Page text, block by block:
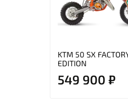
KTM 50 SX
EDITION
549 900 ₽